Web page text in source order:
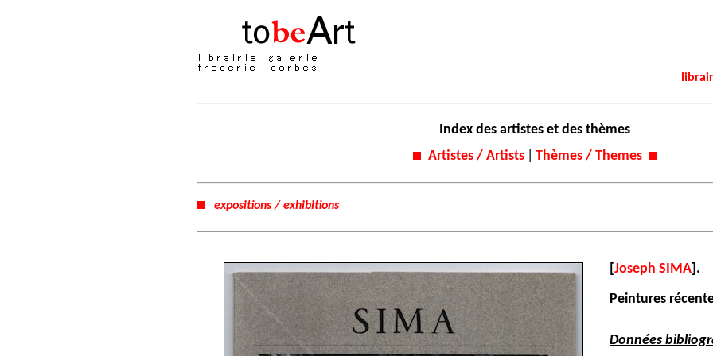
Index des artistes et des thèmes
Artistes / Artists
Thèmes / Themes
expositions / exhibitions
[Joseph SIMA].
Peintures
Données